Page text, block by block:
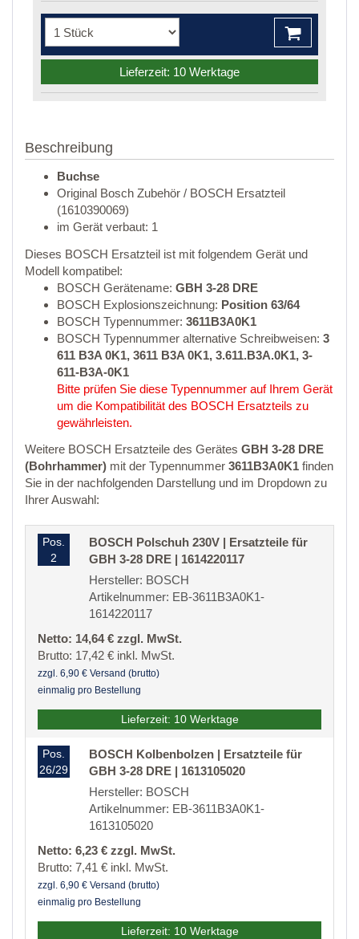
Lieferzeit: 10 Werktage
Beschreibung
Buchse
Original Bosch Zubehör / BOSCH Ersatzteil
(1610390069)
im Gerät verbaut: 1
Dieses BOSCH Ersatzteil ist mit folgendem Gerät und
Modell kompatibel:
BOSCH Gerätename: GBH 3-28 DRE
BOSCH Explosionszeichnung: Position 63/64
BOSCH Typennummer: 3611B3A0K1
BOSCH Typennummer alternative Schreibweisen: 3
611 B3A 0K1, 3611 B3A 0K1, 3.611.B3A.0K1, 3-
611-B3A-0K1
Bitte prüfen Sie diese Typennummer auf Ihrem Gerät
um die Kompatibilität des BOSCH Ersatzteils zu
gewährleisten.
Weitere BOSCH Ersatzteile des Gerätes GBH 3-28 DRE
(Bohrhammer) mit der Typennummer 3611B3A0K1 finden
Sie in der nachfolgenden Darstellung und im Dropdown zu
Ihrer Auswahl:
Pos.
2
BOSCH Polschuh 230V | Ersatzteile für
GBH 3-28 DRE | 1614220117
Hersteller: BOSCH
Artikelnummer: EB-3611B3A0K1-
1614220117
Netto: 14,64 € zzgl. MwSt.
Brutto: 17,42 € inkl. MwSt.
zzgl. 6,90 € Versand (brutto)
einmalig pro Bestellung
Lieferzeit: 10 Werktage
Pos.
26/29
BOSCH Kolbenbolzen | Ersatzteile für
GBH 3-28 DRE | 1613105020
Hersteller: BOSCH
Artikelnummer: EB-3611B3A0K1-
1613105020
Netto: 6,23 € zzgl. MwSt.
Brutto: 7,41 € inkl. MwSt.
zzgl. 6,90 € Versand (brutto)
einmalig pro Bestellung
Lieferzeit: 10 Werktage